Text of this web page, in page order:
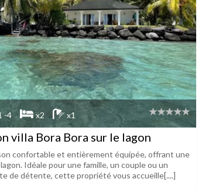
-4 x2 x1
villa Bora Bora sur le lagon
confortable et entièrement équipée, offrant une
Idéale pour une famille, un couple ou un
de détente, cette propriété vous accueille[....]